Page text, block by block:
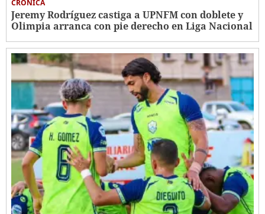
CRÓNICA
Jeremy Rodríguez castiga a UPNFM con doblete y
Olimpia arranca con pie derecho en Liga Nacional